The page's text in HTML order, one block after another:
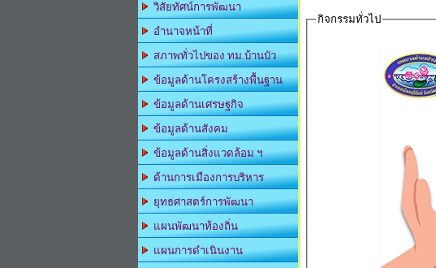
วิสัยทัศน์การพัฒนา
อำนาจหน้าที่
สภาพทั่วไปของ ทม.บ้านบัว
ข้อมูลด้านโครงสร้างพื้นฐาน
ข้อมูลด้านเศรษฐกิจ
ข้อมูลด้านสังคม
ข้อมูลด้านสิ่งแวดล้อม ฯ
ด้านการเมืองการบริหาร
ยุทธศาสตร์การพัฒนา
แผนพัฒนาท้องถิ่น
แผนการดำเนินงาน
กิจกรรมทั่วไป